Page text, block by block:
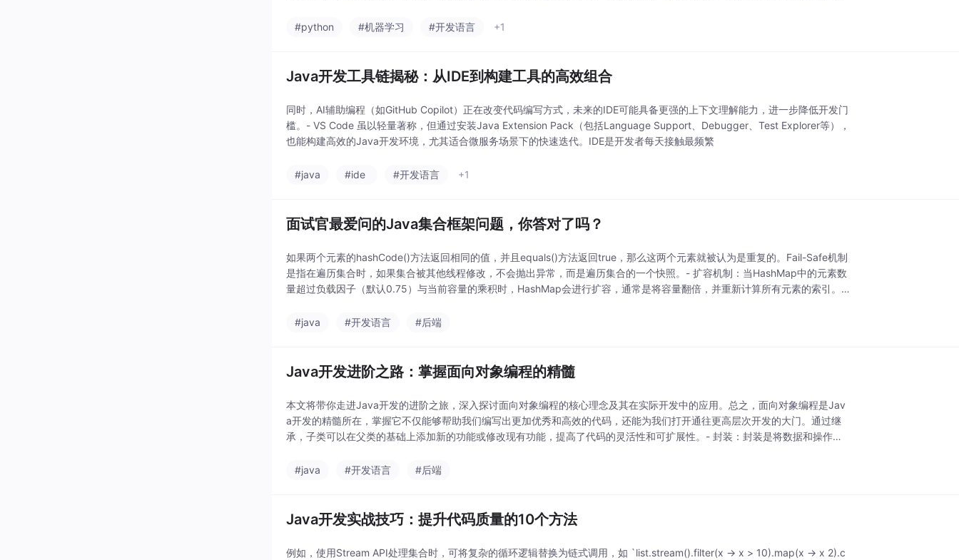
#python
#机器学习 #开发语言 +1
Java开发工具链揭秘：从IDE到构建工具的高效组合
同时，AI辅助编程（如GitHub Copilot）正在改变代码编写方式，未来的IDE可能具备更强的上下文理解能力，进一步降低开发门
槛。- VS Code 虽以轻量著称，但通过安装Java Extension Pack（包括Language Support、Debugger、Test Explorer等），
也能构建高效的Java开发环境，尤其适合微服务场景下的快速迭代。IDE是开发者每天接触最频繁
#java #ide #开发语言 +1
面试官最爱问的Java集合框架问题，你答对了吗？
如果两个元素的hashCode()方法返回相同的值，并且equals()方法返回true，那么这两个元素就被认为是重复的。Fail-Safe机制
是指在遍历集合时，如果集合被其他线程修改，不会抛出异常，而是遍历集合的一个快照。- 扩容机制：当HashMap中的元素数
量超过负载因子（默认0.75）与当前容量的乘积时，HashMap会进行扩容，通常是将容量翻倍，并重新计算所有元素的索引。
#java
#开发语言 #后端
Java开发进阶之路：掌握面向对象编程的精髓
本文将带你走进Java开发的进阶之旅，深入探讨面向对象编程的核心理念及其在实际开发中的应用。总之，面向对象编程是Jav
a开发的精髓所在，掌握它不仅能够帮助我们编写出更加优秀和高效的代码，还能为我们打开通往更高层次开发的大门。通过继
承，子类可以在父类的基础上添加新的功能或修改现有功能，提高了代码的灵活性和可扩展性。- 封装：封装是将数据和操作数
#java
#开发语言 #后端
Java开发实战技巧：提升代码质量的10个方法
例如，使用Stream API处理集合时，可将复杂的循环逻辑替换为链式调用，如 `list.stream().filter(x -> x > 10).map(x -> x 2).c